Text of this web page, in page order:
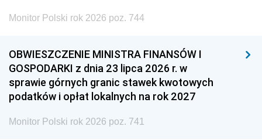
Monitor Polski rok 2026 poz. 744
OBWIESZCZENIE MINISTRA FINANSÓW I
GOSPODARKI z dnia 23 lipca 2026 r. w
sprawie górnych granic stawek kwotowych
podatków i opłat lokalnych na rok 2027
Monitor Polski rok 2026 poz. 741